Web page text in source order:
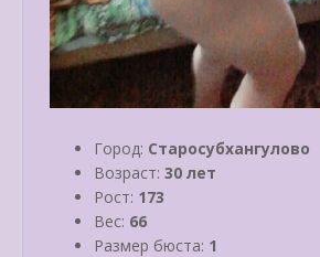
Город: Старосубхангулово
Возраст: 30 лет
Рост: 173
Вес: 66
Размер бюста: 1